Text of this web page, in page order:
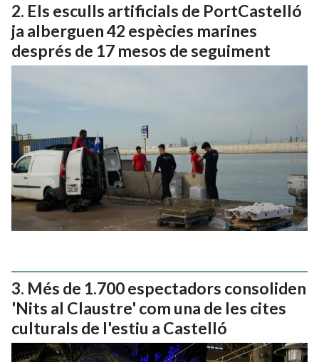
Els esculls artificials de PortCastelló
ja alberguen 42 espècies marines
després de 17 mesos de seguiment
Més de 1.700 espectadors consoliden
'Nits al Claustre' com una de les cites
culturals de l'estiu a Castelló